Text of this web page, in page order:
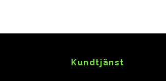
Kundtjänst